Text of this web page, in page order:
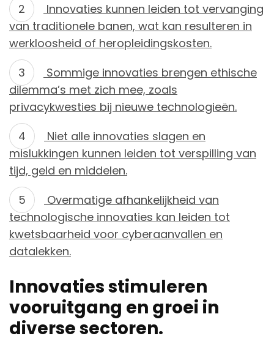
Innovaties kunnen leiden tot vervanging
van traditionele banen, wat kan resulteren in
werkloosheid of heropleidingskosten.
Sommige innovaties brengen ethische
dilemma’s met zich mee, zoals
privacykwesties bij nieuwe technologieën.
Niet alle innovaties slagen en
mislukkingen kunnen leiden tot verspilling van
tijd, geld en middelen.
Overmatige afhankelijkheid van
technologische innovaties kan leiden tot
kwetsbaarheid voor cyberaanvallen en
datalekken.
Innovaties stimuleren
vooruitgang en groei in
diverse sectoren.